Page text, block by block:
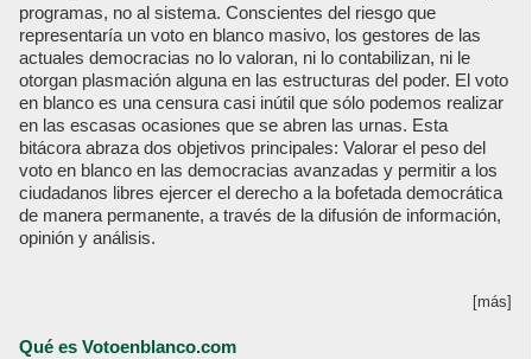
programas, no al sistema. Conscientes del riesgo que
representaría un voto en blanco masivo, los gestores de las
actuales democracias no lo valoran, ni lo contabilizan, ni le
otorgan plasmación alguna en las estructuras del poder. El voto
en blanco es una censura casi inútil que sólo podemos realizar
en las escasas ocasiones que se abren las urnas. Esta
bitácora abraza dos objetivos principales: Valorar el peso del
voto en blanco en las democracias avanzadas y permitir a los
ciudadanos libres ejercer el derecho a la bofetada democrática
de manera permanente, a través de la difusión de información,
opinión y análisis.
[más]
Qué es Votoenblanco.com